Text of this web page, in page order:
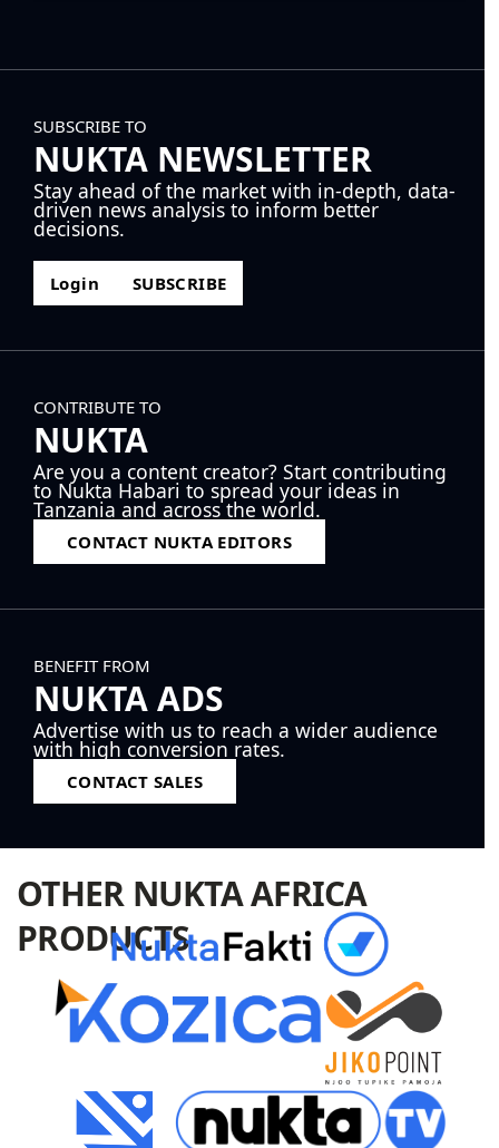
SUBSCRIBE TO
NUKTA NEWSLETTER
Stay ahead of the market with in-depth, data-
driven news analysis to inform better
decisions.
Login SUBSCRIBE
CONTRIBUTE TO
NUKTA
Are you a content creator? Start contributing
to Nukta Habari to spread your ideas in
Tanzania and across the world.
CONTACT NUKTA EDITORS
BENEFIT FROM
NUKTA ADS
Advertise with us to reach a wider audience
with high conversion rates.
CONTACT SALES
OTHER NUKTA AFRICA
PRODUCTS